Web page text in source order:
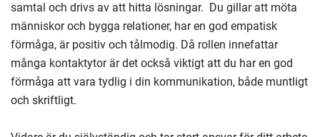
samtal och drivs av att hitta lösningar. Du gillar att möta
människor och bygga relationer, har en god empatisk
förmåga, är positiv och tålmodig. Då rollen innefattar
många kontaktytor är det också viktigt att du har en god
förmåga att vara tydlig i din kommunikation, både muntligt
och skriftligt.